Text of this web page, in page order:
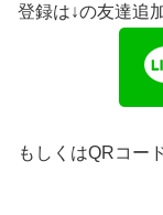
登録は↓の友達追
もしくはQRコー